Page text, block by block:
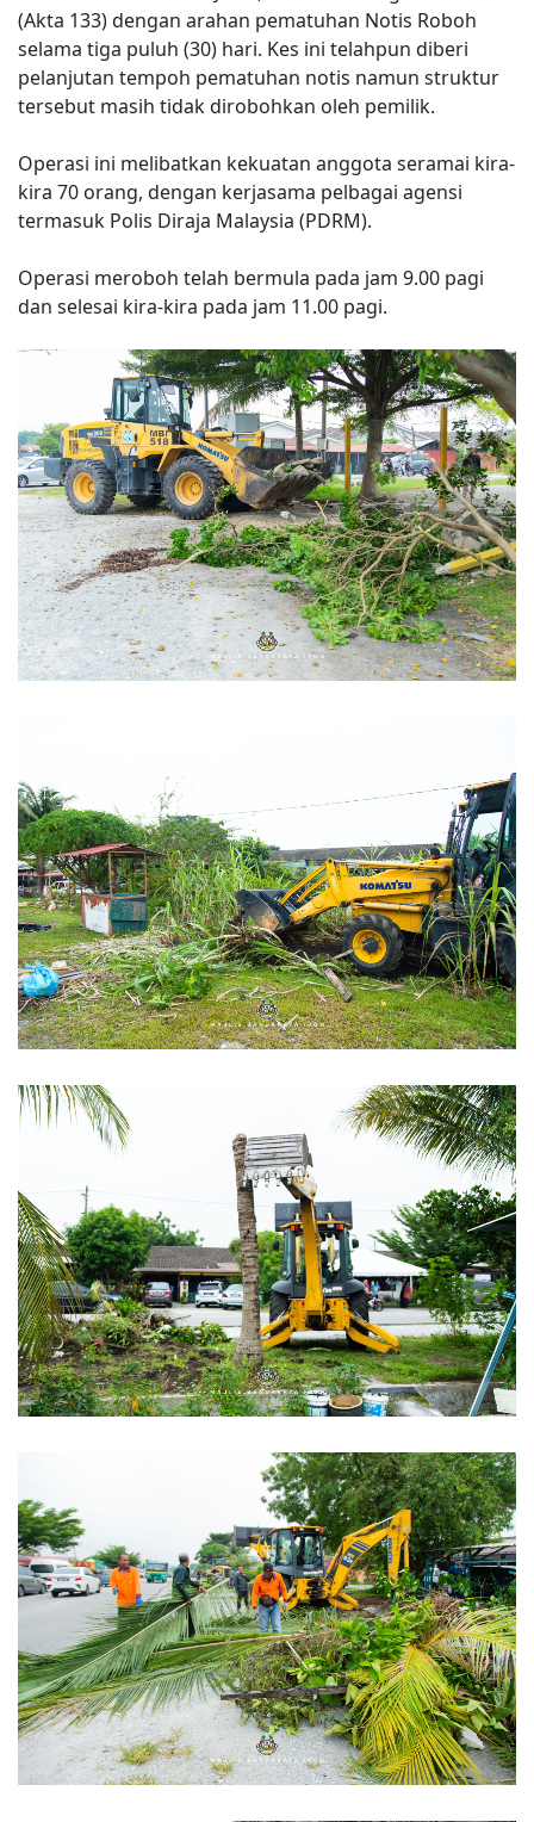
(Akta 133) dengan arahan pematuhan Notis Roboh
selama tiga puluh (30) hari. Kes ini telahpun diberi
pelanjutan tempoh pematuhan notis namun struktur
tersebut masih tidak dirobohkan oleh pemilik.
Operasi ini melibatkan kekuatan anggota seramai kira-
kira 70 orang, dengan kerjasama pelbagai agensi
termasuk Polis Diraja Malaysia (PDRM).
Operasi meroboh telah bermula pada jam 9.00 pagi
dan selesai kira-kira pada jam 11.00 pagi.